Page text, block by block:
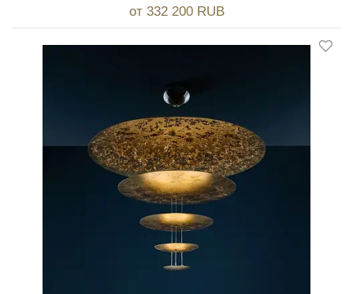
от 332 200 RUB